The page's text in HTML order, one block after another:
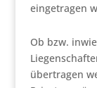
eingetragen
Ob bzw.
übertragen